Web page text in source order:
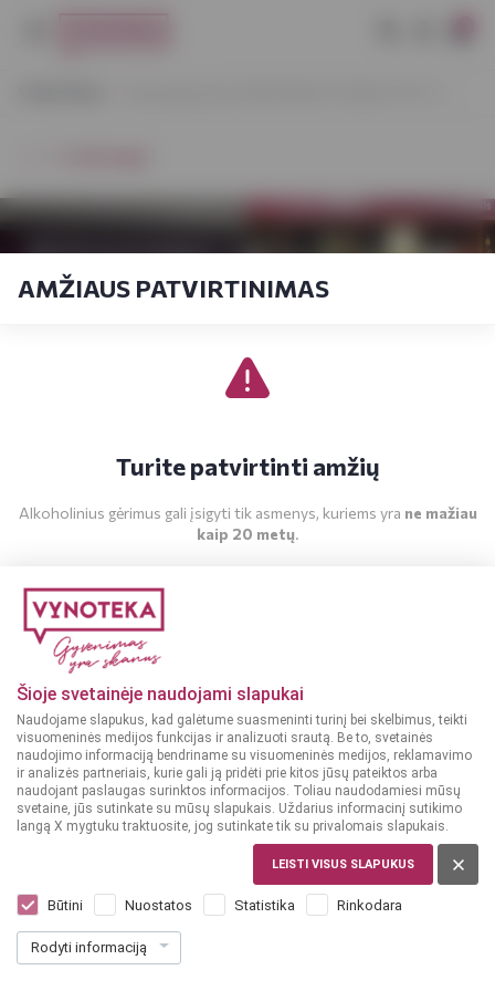
Šioje svetainėje naudojami slapukai
Naudojame slapukus, kad galėtume suasmeninti turinį bei skelbimus, teikti
visuomeninės medijos funkcijas ir analizuoti srautą. Be to, svetainės
naudojimo informaciją bendriname su visuomeninės medijos, reklamavimo
ir analizės partneriais, kurie gali ją pridėti prie kitos jūsų pateiktos arba
naudojant paslaugas surinktos informacijos. Toliau naudodamiesi mūsų
svetaine, jūs sutinkate su mūsų slapukais. Uždarius informacinį sutikimo
langą X mygtuku traktuosite, jog sutinkate tik su privalomais slapukais.
LEISTI VISUS SLAPUKUS
Būtini Nuostatos Statistika Rinkodara
Rodyti informaciją
AMŽIAUS PATVIRTINIMAS
Turite patvirtinti amžių
Alkoholinius gėrimus gali įsigyti tik asmenys, kuriems yra ne mažiau
kaip 20 metų.
Parduotuvės 2019-02-11
Atsinaujinome VYNOTEKA PC HELIO
CITY! :)
Vynoteka parduotuvė atsinaujino ir persikėlė į didesnes
patalpas! Lauksime PC HELIO CITY, adresu Savanorių g.1,